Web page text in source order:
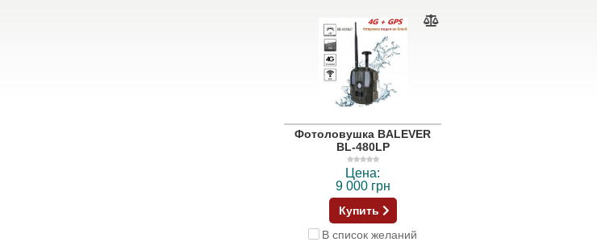
Фотоловушка BALEVER
BL-480LP
Цена:
9 000 грн
Купить
В список желаний